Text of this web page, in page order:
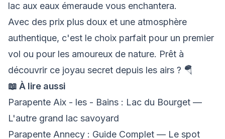
lac aux eaux émeraude vous enchantera.
Avec des prix plus doux et une atmosphère
authentique, c'est le choix parfait pour un premier
vol ou pour les amoureux de nature. Prêt à
découvrir ce joyau secret depuis les airs ? 🪂
📖 À lire aussi
Parapente Aix - les - Bains : Lac du Bourget —
L'autre grand lac savoyard
Parapente Annecy : Guide Complet — Le spot